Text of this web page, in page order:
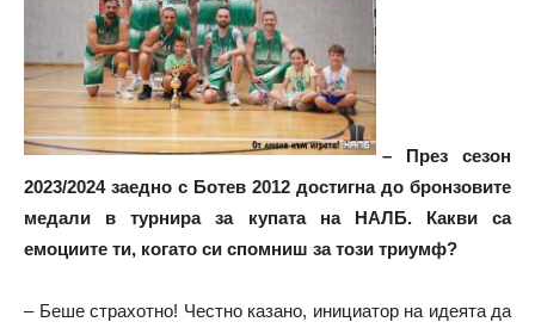
– През сезон
2023/2024 заедно с Ботев 2012 достигна до бронзовите
медали в турнира за купата на НАЛБ. Какви са
емоциите ти, когато си спомниш за този триумф?
– Беше страхотно! Честно казано, инициатор на идеята да